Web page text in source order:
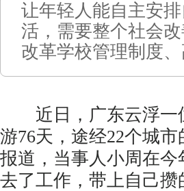
让年轻人能自主安
活，需要整个社会
改革学校管理制度
近日，广东云浮一
游76天，途经22个城
报道，当事人小周在
去了工作，带上自己